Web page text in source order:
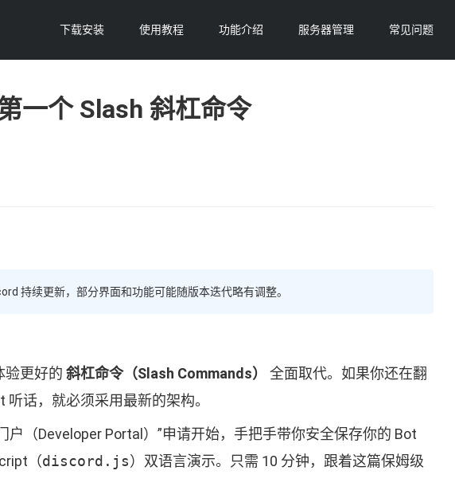
下载安装 使用教程 功能介绍 服务器管理 常见问题
一个 Slash 斜杠命令
持续更新，部分界面和功能可能随版本迭代略有调整。
验更好的 斜杠命令（Slash Commands）
全面取代。如果你还在翻
话，就必须采用最新的架构。
户（Developer Portal）”申请开始，手把手带你安全保存你的 Bot
（discord.js）双语言演示。只需 10 分钟，跟着这篇保姆级